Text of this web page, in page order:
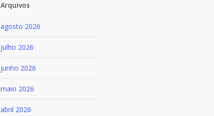
Arquivos
agosto 2026
julho 2026
junho 2026
maio 2026
abril 2026